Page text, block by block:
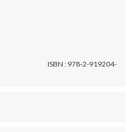
ISBN : 978-2-919204-